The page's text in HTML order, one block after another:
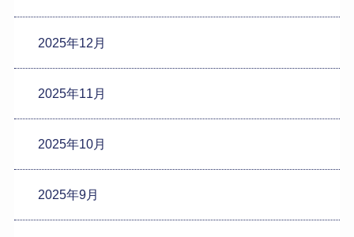
2025年12月
2025年11月
2025年10月
2025年9月